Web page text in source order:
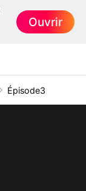
Ouvrir
Épisode3